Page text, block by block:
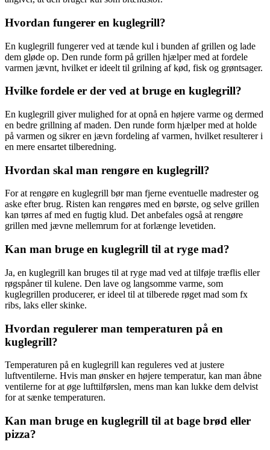
Hvordan fungerer en kuglegrill?
En kuglegrill fungerer ved at tænde kul i bunden af grillen og lade
dem gløde op. Den runde form på grillen hjælper med at fordele
varmen jævnt, hvilket er ideelt til grilning af kød, fisk og grøntsager.
Hvilke fordele er der ved at bruge en kuglegrill?
En kuglegrill giver mulighed for at opnå en højere varme og dermed
en bedre grillning af maden. Den runde form hjælper med at holde
på varmen og sikrer en jævn fordeling af varmen, hvilket resulterer i
en mere ensartet tilberedning.
Hvordan skal man rengøre en kuglegrill?
For at rengøre en kuglegrill bør man fjerne eventuelle madrester og
aske efter brug. Risten kan rengøres med en børste, og selve grillen
kan tørres af med en fugtig klud. Det anbefales også at rengøre
grillen med jævne mellemrum for at forlænge levetiden.
Kan man bruge en kuglegrill til at ryge mad?
Ja, en kuglegrill kan bruges til at ryge mad ved at tilføje træflis eller
røgspåner til kulene. Den lave og langsomme varme, som
kuglegrillen producerer, er ideel til at tilberede røget mad som fx
ribs, laks eller skinke.
Hvordan regulerer man temperaturen på en
kuglegrill?
Temperaturen på en kuglegrill kan reguleres ved at justere
luftventilerne. Hvis man ønsker en højere temperatur, kan man åbne
ventilerne for at øge lufttilførslen, mens man kan lukke dem delvist
for at sænke temperaturen.
Kan man bruge en kuglegrill til at bage brød eller
pizza?